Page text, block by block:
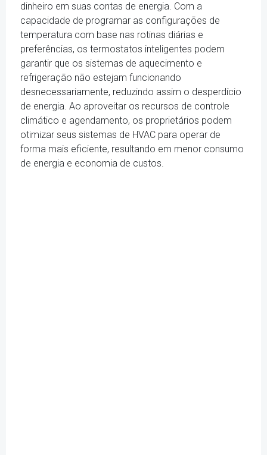
dinheiro em suas contas de energia. Com a
capacidade de programar as configurações de
temperatura com base nas rotinas diárias e
preferências, os termostatos inteligentes podem
garantir que os sistemas de aquecimento e
refrigeração não estejam funcionando
desnecessariamente, reduzindo assim o desperdício
de energia. Ao aproveitar os recursos de controle
climático e agendamento, os proprietários podem
otimizar seus sistemas de HVAC para operar de
forma mais eficiente, resultando em menor consumo
de energia e economia de custos.